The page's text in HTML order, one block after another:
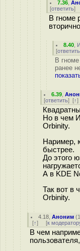
7.36 ,
[ответить]
В гноме
8.40
[ответить
В
ранее
6.39 ,
[ответить] [↑
Но в чем
Orbinity.
Наример,
быстрее.
До этого
А в KDE
Так вот в
Orbinity.
4.18 ,Аноним (
[↑] [к
В чем